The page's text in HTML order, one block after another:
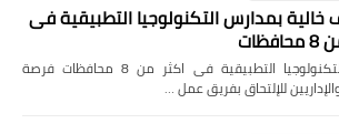
خالية بمدارس التكنولوجيا التطبيقية فى
وظائف خالية بمدارس التكنولوجيا التطبيقية فى اكثر من 8 محافظات فرصة
للإلتحاق بفريق عمل …